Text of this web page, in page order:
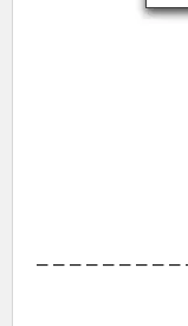
– – – – – – – – –